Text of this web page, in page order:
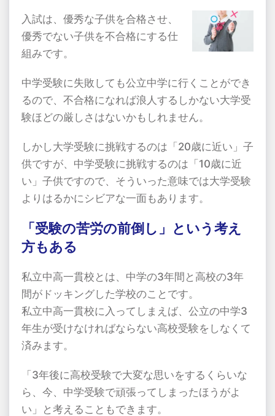
入試は、優秀な子供を合格させ、
優秀でない子供を不合格にする仕
組みです。
中学受験に失敗しても公立中学に行くことができ
るので、不合格になれば浪人するしかない大学受
験ほどの厳しさはないかもしれません。
しかし大学受験に挑戦するのは「20歳に近い」子
供ですが、中学受験に挑戦するのは「10歳に近
い」子供ですので、そういった意味では大学受験
よりはるかにシビアな一面もあります。
「受験の苦労の前倒し」という考え
方もある
私立中高一貫校とは、中学の3年間と高校の3年
間がドッキングした学校のことです。
私立中高一貫校に入ってしまえば、公立の中学3
年生が受けなければならない高校受験をしなくて
済みます。
「3年後に高校受験で大変な思いをするくらいな
ら、今、中学受験で頑張ってしまったほうがよ
い」と考えることもできます。